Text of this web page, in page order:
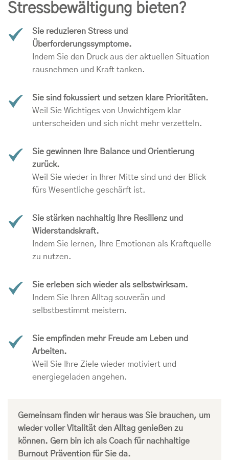
Stressbewältigung bieten?
Sie reduzieren Stress und
Überforderungssymptome.
Indem Sie den Druck aus der aktuellen Situation
rausnehmen und Kraft tanken.
Sie sind fokussiert und setzen klare Prioritäten.
Weil Sie Wichtiges von Unwichtigem klar
unterscheiden und sich nicht mehr verzetteln.
Sie gewinnen Ihre Balance und Orientierung
zurück.
Weil Sie wieder in Ihrer Mitte sind und der Blick
fürs Wesentliche geschärft ist.
Sie stärken nachhaltig Ihre Resilienz und
Widerstandskraft.
Indem Sie lernen, Ihre Emotionen als Kraftquelle
zu nutzen.
Sie erleben sich wieder als selbstwirksam.
Indem Sie Ihren Alltag souverän und
selbstbestimmt meistern.
Sie empfinden mehr Freude am Leben und
Arbeiten.
Weil Sie Ihre Ziele wieder motiviert und
energiegeladen angehen.
Gemeinsam finden wir heraus was Sie brauchen, um
wieder voller Vitalität den Alltag genießen zu
können. Gern bin ich als Coach für nachhaltige
Burnout Prävention für Sie da.